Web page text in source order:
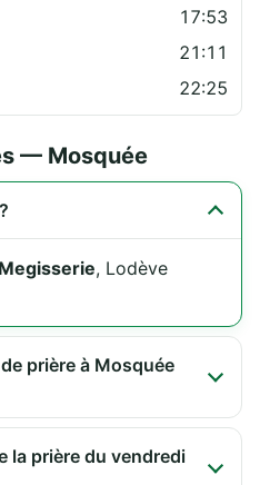
17:53
21:11
22:25
— Mosquée
, Lodève
prière à Mosquée
la prière du vendredi